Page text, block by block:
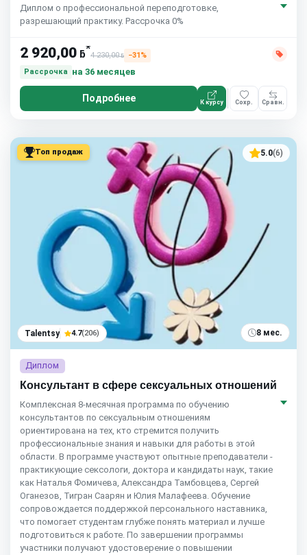
Диплом о профессиональной переподготовке,
разрешающий практику. Рассрочка 0%
2 920,00 ƃ*
4 230,00ƃ
−31%
Рассрочка
на 36 месяцев
Подробнее К курсу Сохр. Сравн.
Топ продаж 5.0(6)
Talentsy 4.7(206) 8 мес.
Диплом
Консультант в сфере сексуальных отношений
Комплексная 8-месячная программа по обучению
консультантов по сексуальным отношениям
ориентирована на тех, кто стремится получить
профессиональные знания и навыки для работы в этой
области. В программе участвуют опытные преподаватели -
практикующие сексологи, доктора и кандидаты наук, такие
как Наталья Фомичева, Александра Тамбовцева, Сергей
Оганезов, Тигран Саарян и Юлия Малафеева. Обучение
сопровождается поддержкой персонального наставника,
что помогает студентам глубже понять материал и лучше
подготовиться к работе. По завершении программы
участники получают удостоверение о повышении